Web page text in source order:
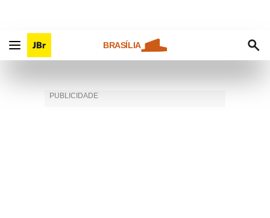
BRASÍLIA